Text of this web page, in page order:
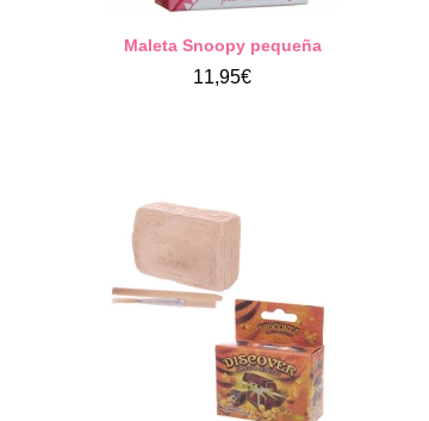
Maleta Snoopy pequeña
11,95€